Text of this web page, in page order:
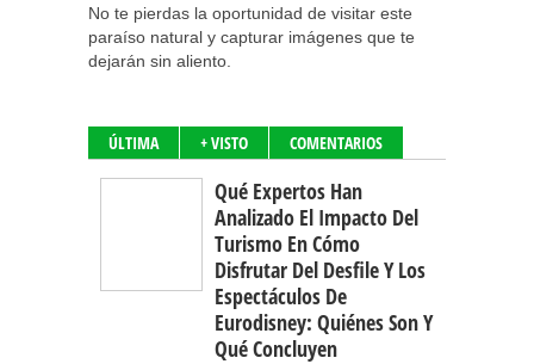
No te pierdas la oportunidad de visitar este
paraíso natural y capturar imágenes que te
dejarán sin aliento.
ÚLTIMA + VISTO COMENTARIOS
Qué Expertos Han
Analizado El Impacto Del
Turismo En Cómo
Disfrutar Del Desfile Y Los
Espectáculos De
Eurodisney: Quiénes Son Y
Qué Concluyen